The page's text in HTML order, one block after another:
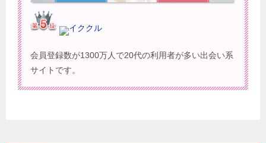
イククル
会員登録数が1300万人で20代の利用者が多い出会い系
サイトです。